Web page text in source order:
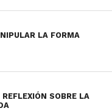
permite
o mensaje y
sido alterado,
A su vez,
de la firma
exclusividad y
LA FORMA
SOBRE LA